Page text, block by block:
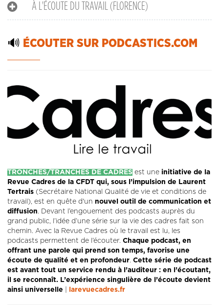
À L'ÉCOUTE DU TRAVAIL (FLORENCE)
🔊 ÉCOUTER SUR PODCASTICS.COM
TRONCHES/TRANCHES DE CADRES est une initiative de la
Revue Cadres de la CFDT qui, sous l’impulsion de Laurent
Tertrais (Secrétaire National Qualité de vie et conditions de
travail), est en quête d'un nouvel outil de communication et
diffusion. Devant l’engouement des podcasts auprès du
grand public, l’idée d’une série sur la vie des cadres fait son
chemin. Avec la Revue Cadres où le travail est lu, les
podcasts permettent de l’écouter. Chaque podcast, en
offrant une parole qui prend son temps, favorise une
écoute de qualité et en profondeur. Cette série de podcast
est avant tout un service rendu à l’auditeur : en l’écoutant,
il se reconnaît. L’expérience singulière de l’écoute devient
ainsi universelle
larevuecadres.fr